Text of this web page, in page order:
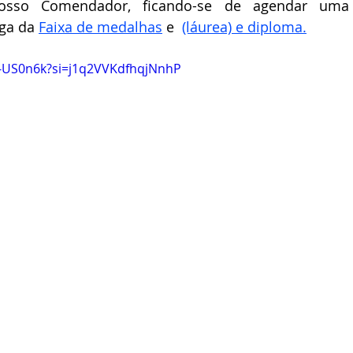
Comendador, ficando-se de agendar
da Faixa de medalhas e (láurea) e diploma.